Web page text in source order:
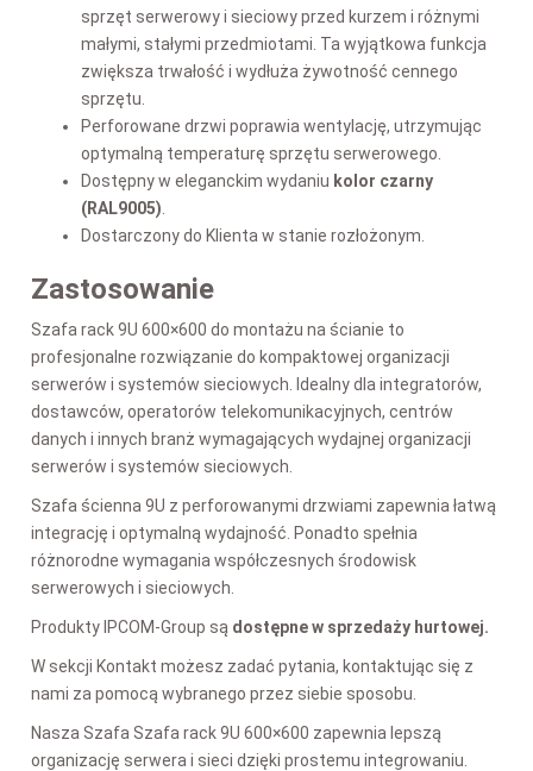
sprzęt serwerowy i sieciowy przed kurzem i różnymi
małymi, stałymi przedmiotami. Ta wyjątkowa funkcja
zwiększa trwałość i wydłuża żywotność cennego
sprzętu.
Perforowane drzwi poprawia wentylację, utrzymując
optymalną temperaturę sprzętu serwerowego.
Dostępny w eleganckim wydaniu kolor czarny
(RAL9005)
Dostarczony do Klienta w stanie rozłożonym.
Zastosowanie
Szafa rack 9U 600×600 do montażu na ścianie to
profesjonalne rozwiązanie do kompaktowej organizacji
serwerów i systemów sieciowych. Idealny dla integratorów,
dostawców, operatorów telekomunikacyjnych, centrów
danych i innych branż wymagających wydajnej organizacji
serwerów i systemów sieciowych.
Szafa ścienna 9U z perforowanymi drzwiami zapewnia łatwą
integrację i optymalną wydajność. Ponadto spełnia
różnorodne wymagania współczesnych środowisk
serwerowych i sieciowych.
Produkty IPCOM-Group są dostępne w sprzedaży hurtowej.
W sekcji Kontakt możesz zadać pytania, kontaktując się z
nami za pomocą wybranego przez siebie sposobu.
Nasza Szafa Szafa rack 9U 600×600 zapewnia lepszą
organizację serwera i sieci dzięki prostemu integrowaniu.